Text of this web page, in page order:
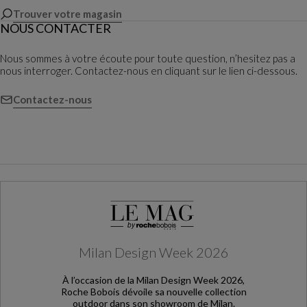
Trouver votre magasin
NOUS CONTACTER
Nous sommes à votre écoute pour toute question, n’hesitez pas a
nous interroger. Contactez-nous en cliquant sur le lien ci-dessous.
Contactez-nous
Milan Design Week 2026
À l’occasion de la Milan Design Week 2026,
Roche Bobois dévoile sa nouvelle collection
outdoor dans son showroom de Milan.